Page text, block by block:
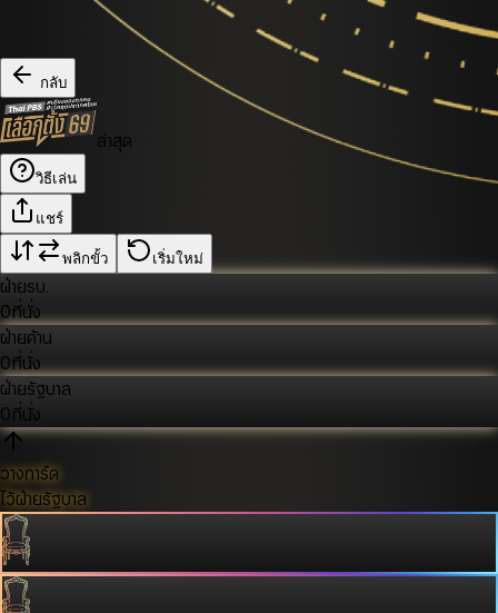
กลับ
ล่าสุด
วิธีเล่น
แชร์
พลิกขั้ว เริ่มใหม่
ฝ่ายรบ.
0ที่นั่ง
ฝ่ายค้าน
0ที่นั่ง
ฝ่ายรัฐบาล
0ที่นั่ง
วางการ์ด
ไว้ฝ่ายรัฐบาล